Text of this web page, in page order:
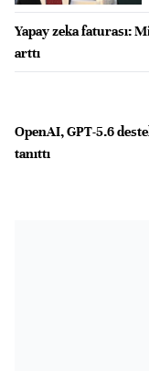
Yapay zeka faturası:
arttı
OpenAI, GPT-5.6
tanıttı